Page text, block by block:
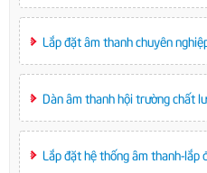
Lắp đặt âm thanh chuyên
Dàn âm thanh hội trường chất
Lắp đặt hệ thống âm thanh-lắp